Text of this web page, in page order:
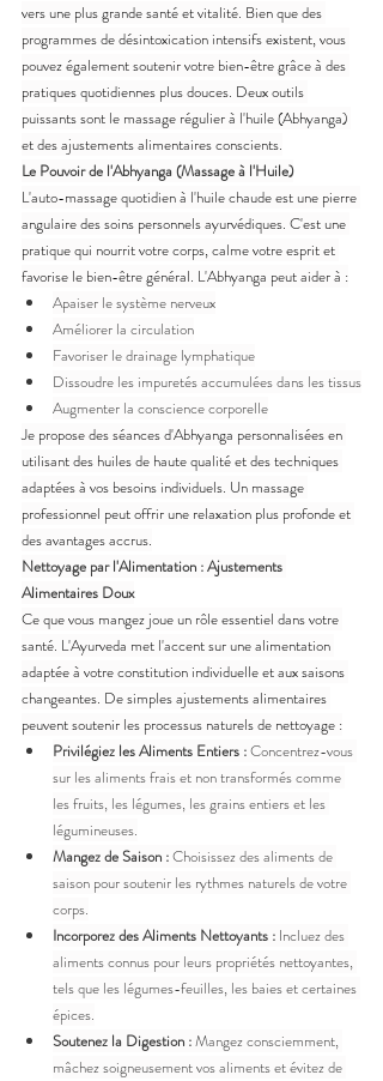
vers une plus grande santé et vitalité. Bien que des
programmes de désintoxication intensifs existent, vous
pouvez également soutenir votre bien-être grâce à des
pratiques quotidiennes plus douces. Deux outils
puissants sont le massage régulier à l'huile (Abhyanga)
et des ajustements alimentaires conscients.
Le Pouvoir de l'Abhyanga (Massage à l'Huile)
L'auto-massage quotidien à l'huile chaude est une pierre
angulaire des soins personnels ayurvédiques. C'est une
pratique qui nourrit votre corps, calme votre esprit et
favorise le bien-être général. L'Abhyanga peut aider à :
Apaiser le système nerveux
Améliorer la circulation
Favoriser le drainage lymphatique
Dissoudre les impuretés accumulées dans les tissus
Augmenter la conscience corporelle
Je propose des séances d'Abhyanga personnalisées en
utilisant des huiles de haute qualité et des techniques
adaptées à vos besoins individuels. Un massage
professionnel peut offrir une relaxation plus profonde et
des avantages accrus.
Nettoyage par l'Alimentation : Ajustements
Alimentaires Doux
Ce que vous mangez joue un rôle essentiel dans votre
santé. L'Ayurveda met l'accent sur une alimentation
adaptée à votre constitution individuelle et aux saisons
changeantes. De simples ajustements alimentaires
peuvent soutenir les processus naturels de nettoyage :
Privilégiez les Aliments Entiers : Concentrez-vous
sur les aliments frais et non transformés comme
les fruits, les légumes, les grains entiers et les
légumineuses.
Mangez de Saison : Choisissez des aliments de
saison pour soutenir les rythmes naturels de votre
corps.
Incorporez des Aliments Nettoyants : Incluez des
aliments connus pour leurs propriétés nettoyantes,
tels que les légumes-feuilles, les baies et certaines
épices.
Soutenez la Digestion : Mangez consciemment,
mâchez soigneusement vos aliments et évitez de